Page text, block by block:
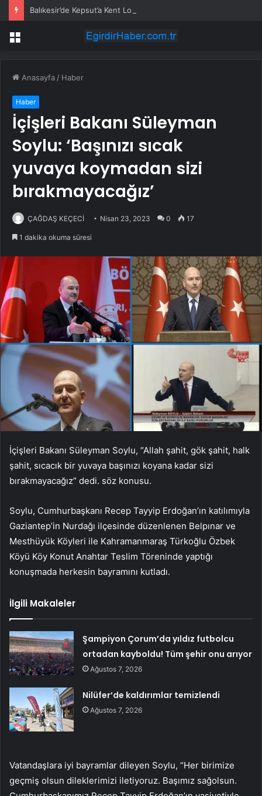
Balıkesir’de Kepsut’a Kent Lokantası ve altyapı desteği
Menü
Anasayfa / Haber
Haber
İçişleri Bakanı Süleyman
Soylu: ‘Başınızı sıcak
yuvaya koymadan sizi
bırakmayacağız’
ÇAĞDAŞ KEÇECİ Nisan 23, 2023 0 17
1 dakika okuma süresi
İçişleri Bakanı Süleyman Soylu, “Allah şahit, gök şahit, halk
şahit, sıcacık bir yuvaya başınızı koyana kadar sizi
bırakmayacağız” dedi. söz konusu.
Soylu, Cumhurbaşkanı Recep Tayyip Erdoğan’ın katılımıyla
Gaziantep’in Nurdağı ilçesinde düzenlenen Belpınar ve
Mesthüyük Köyleri ile Kahramanmaraş Türkoğlu Özbek
Köyü Köy Konut Anahtar Teslim Töreninde yaptığı
konuşmada herkesin bayramını kutladı.
İlgili Makaleler
Şampiyon Çorum’da yıldız futbolcu
ortadan kayboldu! Tüm şehir onu arıyor
Ağustos 7, 2026
Nilüfer’de kaldırımlar temizlendi
Ağustos 7, 2026
Vatandaşlara iyi bayramlar dileyen Soylu, “Her birimize
geçmiş olsun dileklerimizi iletiyoruz. Başımız sağolsun.